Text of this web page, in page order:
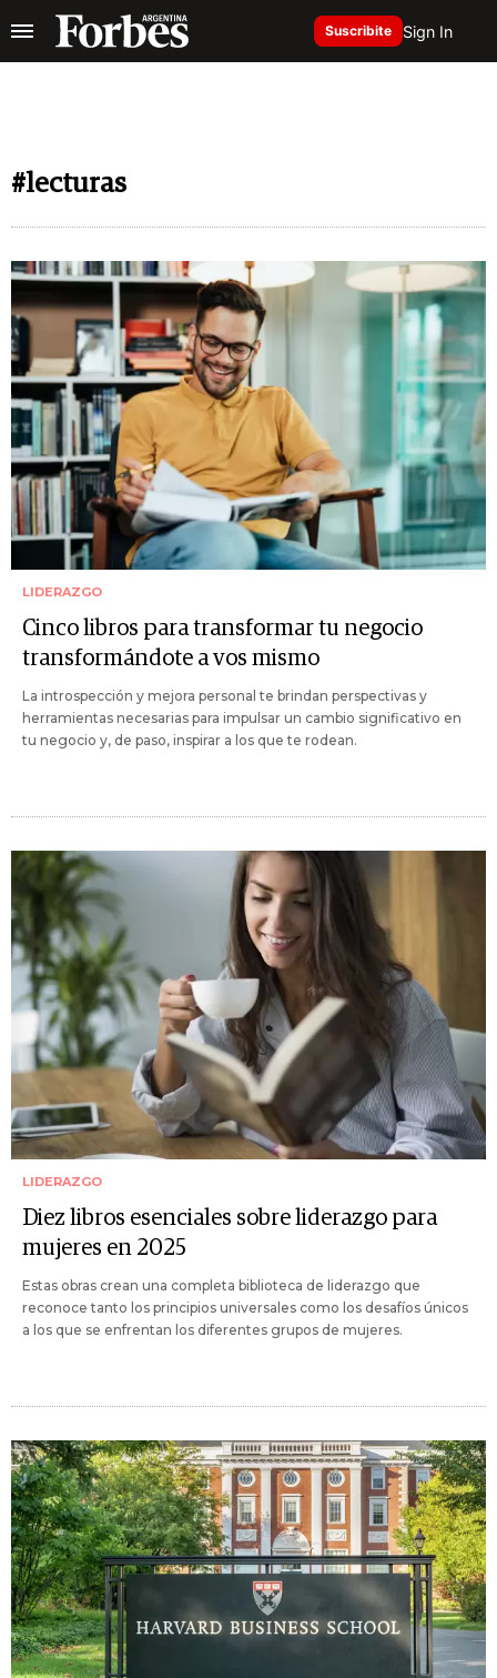
Suscribite Sign In
#lecturas
LIDERAZGO
Cinco libros para transformar tu negocio
transformándote a vos mismo
La introspección y mejora personal te brindan perspectivas y
herramientas necesarias para impulsar un cambio significativo en
tu negocio y, de paso, inspirar a los que te rodean.
LIDERAZGO
Diez libros esenciales sobre liderazgo para
mujeres en 2025
Estas obras crean una completa biblioteca de liderazgo que
reconoce tanto los principios universales como los desafíos únicos
a los que se enfrentan los diferentes grupos de mujeres.